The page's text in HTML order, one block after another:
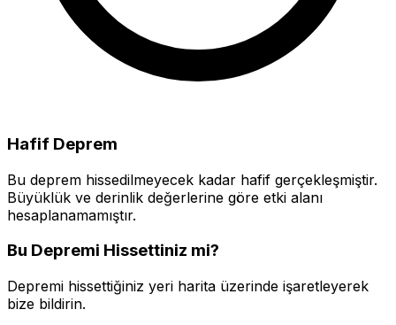
Hafif Deprem
Bu deprem hissedilmeyecek kadar hafif gerçekleşmiştir.
Büyüklük ve derinlik değerlerine göre etki alanı
hesaplanamamıştır.
Bu Depremi Hissettiniz mi?
Depremi hissettiğiniz yeri harita üzerinde işaretleyerek
bize bildirin.